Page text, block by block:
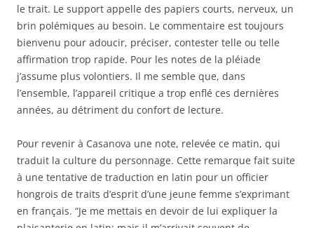
le trait. Le support appelle des papiers courts, nerveux, un
brin polémiques au besoin. Le commentaire est toujours
bienvenu pour adoucir, préciser, contester telle ou telle
affirmation trop rapide. Pour les notes de la pléiade
j’assume plus volontiers. Il me semble que, dans
l’ensemble, l’appareil critique a trop enflé ces dernières
années, au détriment du confort de lecture.
Pour revenir à Casanova une note, relevée ce matin, qui
traduit la culture du personnage. Cette remarque fait suite
à une tentative de traduction en latin pour un officier
hongrois de traits d’esprit d’une jeune femme s’exprimant
en français. “Je me mettais en devoir de lui expliquer la